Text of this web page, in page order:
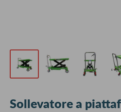
Sollevatore a